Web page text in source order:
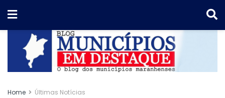
Home Últimas Notícias